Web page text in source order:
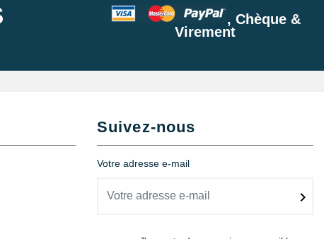
Ajouter au panier
, Chèque &
Virement
Suivez-nous
Votre adresse e-mail